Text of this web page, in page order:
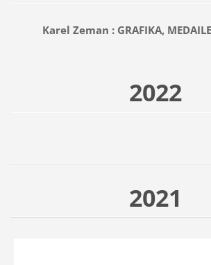
Karel Zeman : GRAFIKA,
2022
2021